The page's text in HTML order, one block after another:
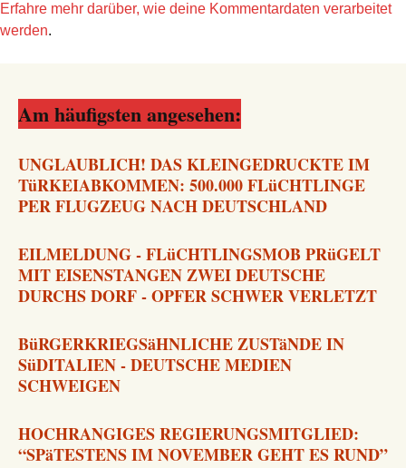
Erfahre mehr darüber, wie deine Kommentardaten verarbeitet
werden.
Am häufigsten angesehen:
UNGLAUBLICH! DAS KLEINGEDRUCKTE IM
TüRKEIABKOMMEN: 500.000 FLüCHTLINGE
PER FLUGZEUG NACH DEUTSCHLAND
EILMELDUNG - FLüCHTLINGSMOB PRüGELT
MIT EISENSTANGEN ZWEI DEUTSCHE
DURCHS DORF - OPFER SCHWER VERLETZT
BüRGERKRIEGSäHNLICHE ZUSTäNDE IN
SüDITALIEN - DEUTSCHE MEDIEN
SCHWEIGEN
HOCHRANGIGES REGIERUNGSMITGLIED:
“SPäTESTENS IM NOVEMBER GEHT ES RUND”